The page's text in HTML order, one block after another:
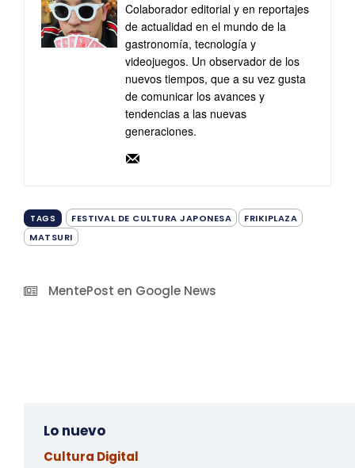
Colaborador editorial y en reportajes
de actualidad en el mundo de la
gastronomía, tecnología y
videojuegos. Un observador de los
nuevos tiempos, que a su vez gusta
de comunicar los avances y
tendencias a las nuevas
generaciones.
TAGS FESTIVAL DE CULTURA JAPONESA
FRIKIPLAZA
MATSURI
MentePost en Google News
Lo nuevo
Cultura Digital